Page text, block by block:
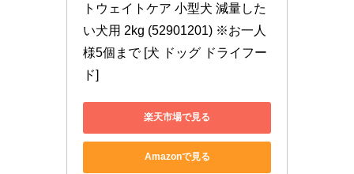
トウェイトケア 小型犬 減量した
い犬用 2kg (52901201) ※お一人
様5個まで [犬 ドッグ ドライフー
ド]
楽天市場で見る
Amazonで見る